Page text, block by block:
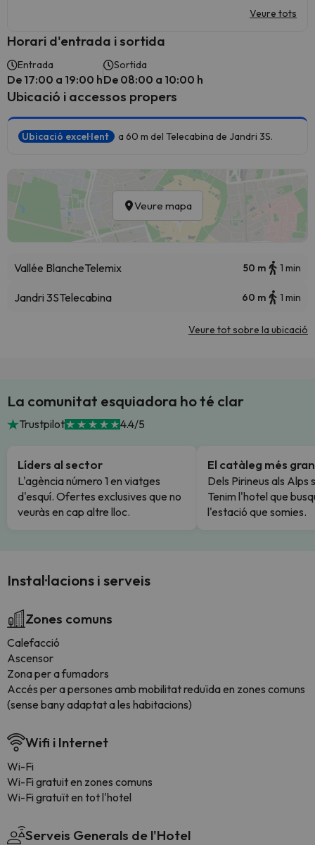
Veure tots
Horari d'entrada i sortida
Entrada
De 17:00 a 19:00 h
Sortida
De 08:00 a 10:00 h
Ubicació i accessos propers
Ubicació excel·lent a 60 m del Telecabina de Jandri 3S.
Veure mapa
Vallée BlancheTelemix 50 m 1 min
Jandri 3STelecabina 60 m 1 min
Veure tot sobre la ubicació
La comunitat esquiadora ho té clar
Trustpilot 4.4/5
Líders al sector
L'agència número 1 en viatges
d'esquí. Ofertes exclusives que no
veuràs en cap altre lloc.
El catàleg més gran
Dels Pirineus als Alps
Tenim l'hotel que
l'estació que somies.
Instal·lacions i serveis
Zones comuns
Calefacció
Ascensor
Zona per a fumadors
Accés per a persones amb mobilitat reduïda en zones comuns
(sense bany adaptat a les habitacions)
Wifi i Internet
Wi-Fi
Wi-Fi gratuit en zones comuns
Wi-Fi gratuït en tot l'hotel
Serveis Generals de l'Hotel